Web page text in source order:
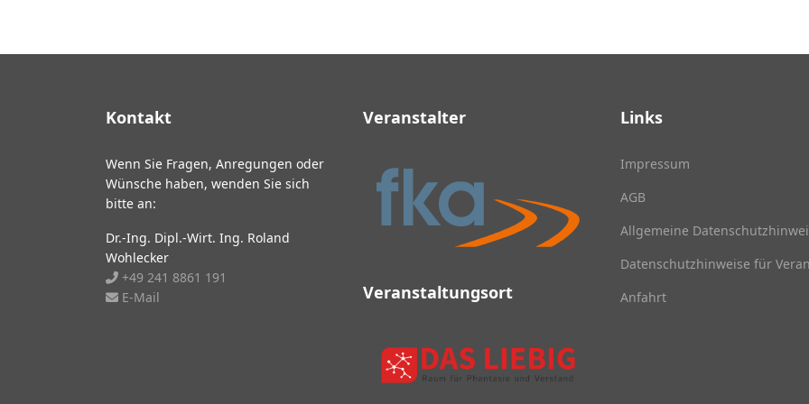
Kontakt
Wenn Sie Fragen, Anregungen oder
Wünsche haben, wenden Sie sich
bitte an:
Dr.-Ing. Dipl.-Wirt. Ing. Roland
Wohlecker
+49 241 8861 191
E-Mail
Veranstalter
Veranstaltungsort
Links
Impressum
AGB
Allgemeine
Datenschutzhinweise für
Anfahrt